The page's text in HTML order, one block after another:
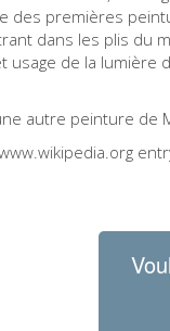
des premières
dans les plis du
usage de la
autre peinture de